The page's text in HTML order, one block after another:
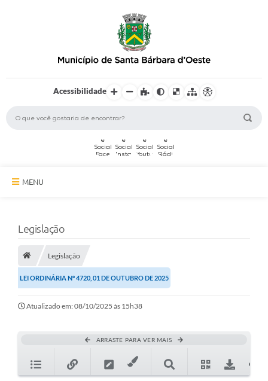
Acessibilidade
MENU
Secretarias
Serviços Online
Ouvidoria
Transparência
Legislação
Legislação
LEI ORDINÁRIA Nº 4720, 01 DE OUTUBRO DE 2025
Atualizado em: 08/10/2025 às 15h38
ARRASTE PARA VER MAIS